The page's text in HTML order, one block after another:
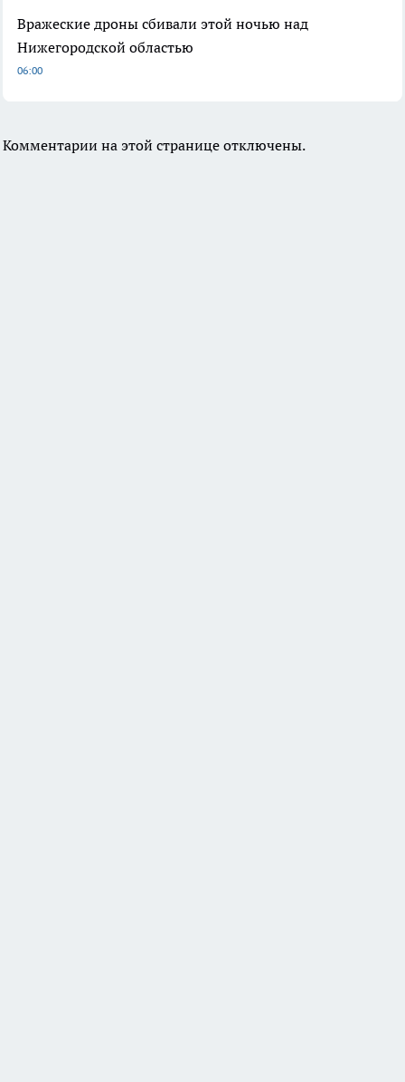
Вражеские дроны сбивали этой ночью над
Нижегородской областью
06:00
Комментарии на этой странице отключены.